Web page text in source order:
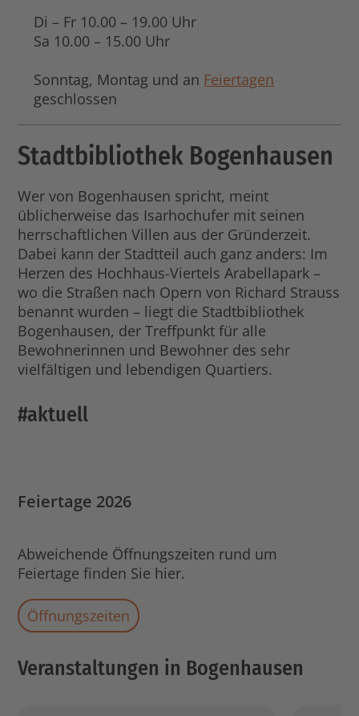
Di – Fr 10.00 – 19.00 Uhr
Sa 10.00 – 15.00 Uhr
Sonntag, Montag und an Feiertagen
geschlossen
Stadtbibliothek Bogenhausen
Wer von Bogenhausen spricht, meint
üblicherweise das Isarhochufer mit seinen
herrschaftlichen Villen aus der Gründerzeit.
Dabei kann der Stadtteil auch ganz anders: Im
Herzen des Hochhaus-Viertels Arabellapark –
wo die Straßen nach Opern von Richard Strauss
benannt wurden – liegt die Stadtbibliothek
Bogenhausen, der Treffpunkt für alle
Bewohnerinnen und Bewohner des sehr
vielfältigen und lebendigen Quartiers.
#aktuell
Feiertage 2026
Abweichende Öffnungszeiten rund um
Feiertage finden Sie hier.
Öffnungszeiten
Veranstaltungen in Bogenhausen